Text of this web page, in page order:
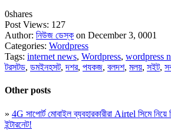
0shares
Post Views: 127
Author: নিউজ ডেস্ক on December 3, 0001
Categories: Wordpress
Tags: internet news, Wordpress, wordpress
টরসটড, ডমইনহসট,দশর, পযকজ, বলদশ, মলয়, সইট,
Other posts
» 4G সাপোর্ট মোবাইল ব্যবহারকারীরা Airtel সিমে
ইন্টারনেট!